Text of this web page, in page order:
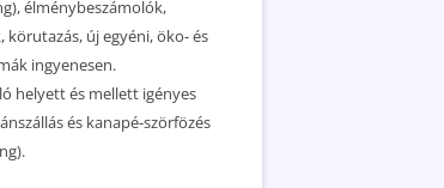
élménybeszámolók,
körutazás, új egyéni, öko- és
ingyenesen.
helyett és mellett igényes
és kanapé-szörfözés